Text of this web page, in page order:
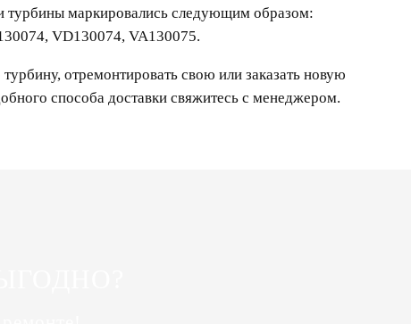
турбины маркировались следующим образом:
VD130074, VA130075.
отремонтировать свою или заказать новую
способа доставки свяжитесь с менеджером.